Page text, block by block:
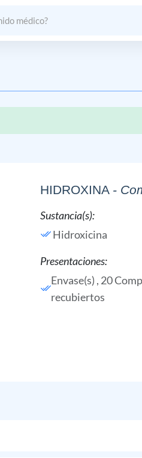
HIDROXINA -
Sustancia(s):
Hidroxicina
Presentaciones:
Envase(s) , 20
recubiertos